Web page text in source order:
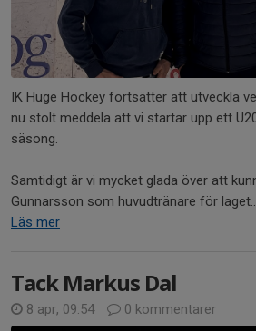
IK Huge Hockey fortsätter att utveckla
nu stolt meddela att vi startar upp ett
säsong.
Samtidigt är vi mycket glada över att
Gunnarsson som huvudtränare för
Läs mer
Tack Markus Dal
8 apr, 09:54 0 kommentarer